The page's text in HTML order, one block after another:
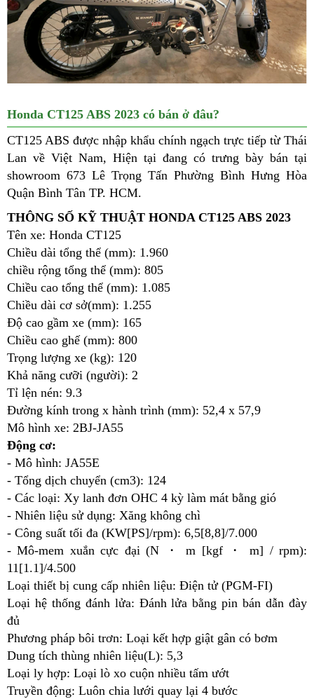
Honda CT125 ABS 2023 có bán ở đâu?
CT125 ABS được nhập khẩu chính ngạch trực tiếp từ Thái
Lan về Việt Nam, Hiện tại đang có trưng bày bán tại
showroom 673 Lê Trọng Tấn Phường Bình Hưng Hòa
Quận Bình Tân TP. HCM.
THÔNG SỐ KỸ THUẬT HONDA CT125 ABS 2023
Tên xe: Honda CT125
Chiều dài tổng thể (mm): 1.960
chiều rộng tổng thể (mm): 805
Chiều cao tổng thể (mm): 1.085
Chiều dài cơ sở(mm): 1.255
Độ cao gầm xe (mm): 165
Chiều cao ghế (mm): 800
Trọng lượng xe (kg): 120
Khả năng cưỡi (người): 2
Tỉ lện nén: 9.3
Đường kính trong x hành trình (mm): 52,4 x 57,9
Mô hình xe: 2BJ-JA55
Động cơ:
- Mô hình: JA55E
- Tổng dịch chuyển (cm3): 124
- Các loại: Xy lanh đơn OHC 4 kỳ làm mát bằng gió
- Nhiên liệu sử dụng: Xăng không chì
- Công suất tối đa (KW[PS]/rpm): 6,5[8,8]/7.000
- Mô-mem xuắn cực đại (N ・ m [kgf ・ m] / rpm):
11[1.1]/4.500
Loại thiết bị cung cấp nhiên liệu: Điện tử (PGM-FI)
Loại hệ thống đánh lửa: Đánh lửa bằng pin bán dẫn đày
đủ
Phương pháp bôi trơn: Loại kết hợp giật gân có bơm
Dung tích thùng nhiên liệu(L): 5,3
Loại ly hợp: Loại lò xo cuộn nhiều tấm ướt
Truyền động: Luôn chia lưới quay lại 4 bước